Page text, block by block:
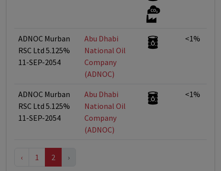
ADNOC Murban
RSC Ltd 5.125%
11-SEP-2054
Abu Dhabi
National Oil
Company
(ADNOC)
<1%
ADNOC Murban
RSC Ltd 5.125%
11-SEP-2054
Abu Dhabi
National Oil
Company
(ADNOC)
<1%
‹ 1 2 ›